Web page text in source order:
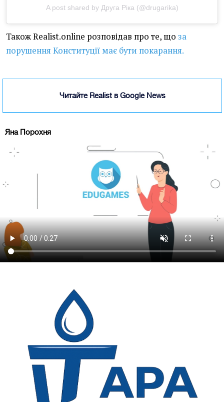
A post shared by Друга Ріка (@drugarika)
Також Realist.online розповідав про те, що за
порушення Конституції має бути покарання.
Читайте Realist в Google News
Яна Порохня